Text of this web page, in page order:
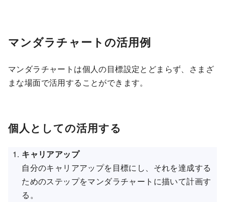
マンダラチャートの活用例
マンダラチャートは個人の目標設定とどまらず、さまざ
まな場面で活用することができます。
個人としての活用する
キャリアアップ
自分のキャリアアップを目標にし、それを達成する
ためのステップをマンダラチャートに描いて計画す
る。